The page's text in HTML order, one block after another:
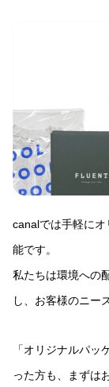
canalでは手軽に
能です。
私たちは環境への
し、お客様のニー
「オリジナルパ
った方も、まずは